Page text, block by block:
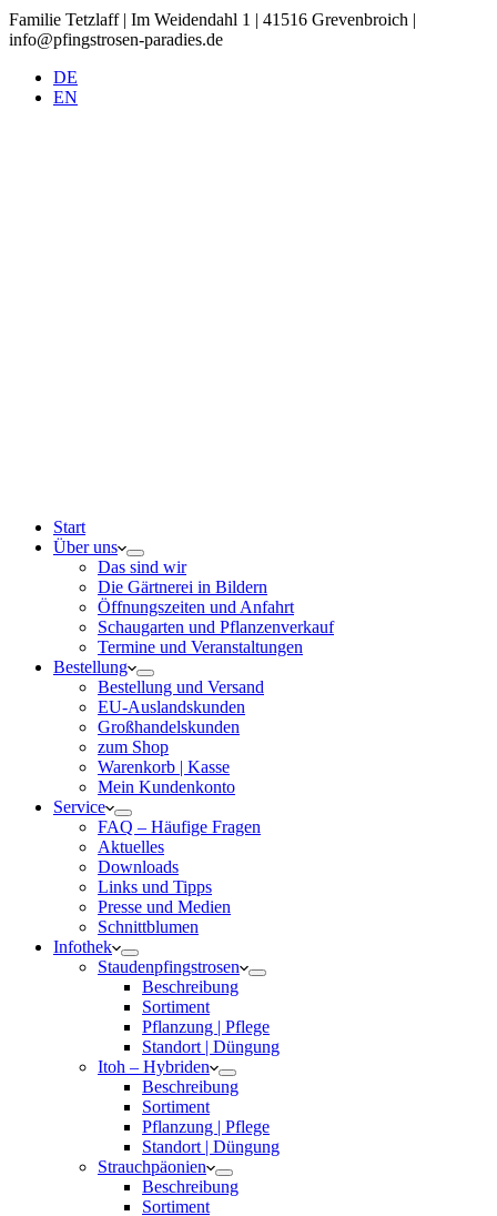
Familie Tetzlaff | Im Weidendahl 1 | 41516 Grevenbroich |
info@pfingstrosen-paradies.de
DE
EN
Start
Über uns
Das sind wir
Die Gärtnerei in Bildern
Öffnungszeiten und Anfahrt
Schaugarten und Pflanzenverkauf
Termine und Veranstaltungen
Bestellung
Bestellung und Versand
EU-Auslandskunden
Großhandelskunden
zum Shop
Warenkorb | Kasse
Mein Kundenkonto
Service
FAQ – Häufige Fragen
Aktuelles
Downloads
Links und Tipps
Presse und Medien
Schnittblumen
Infothek
Staudenpfingstrosen
Beschreibung
Sortiment
Pflanzung | Pflege
Standort | Düngung
Itoh – Hybriden
Beschreibung
Sortiment
Pflanzung | Pflege
Standort | Düngung
Strauchpäonien
Beschreibung
Sortiment